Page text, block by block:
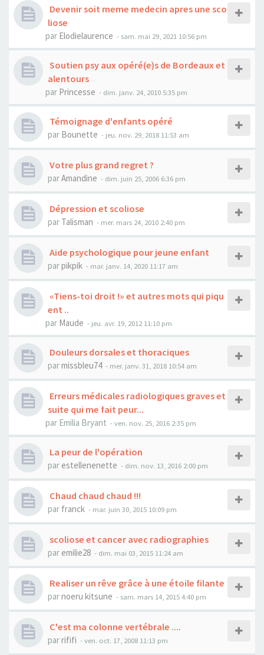
Devenir soit meme medecin apres une sco
liose
par Elodielaurence - sam. mai 29, 2021 10:56 pm
Soutien psy aux opéré(e)s de Bordeaux et
alentours
par Princesse - dim. janv. 24, 2010 5:35 pm
Témoignage d'enfants opéré
par Bounette - jeu. nov. 29, 2018 11:53 am
Votre plus grand regret ?
parAmandine - dim. juin 25, 2006 6:36 pm
Dépression et scoliose
par Talisman - mer. mars 24, 2010 2:40 pm
Aide psychologique pour jeune enfant
parpikpik - mar. janv. 14, 2020 11:17 am
«Tiens-toi droit !» et autres mots qui piqu
ent ..
par Maude - jeu. avr. 19, 2012 11:10 pm
Douleurs dorsales et thoraciques
parmissbleu74 - mer. janv. 31, 2018 10:54 am
Erreurs médicales radiologiques graves et
suite qui me fait peur...
par Emilia Bryant - ven. nov. 25, 2016 2:35 pm
La peur de l'opération
par estellenenette - dim. nov. 13, 2016 2:00 pm
Chaud chaud chaud !!!
par franck - mar. juin 30, 2015 10:09 pm
scoliose et cancer avec radiographies
par emilie28 - dim. mai 03, 2015 11:24 am
Realiser un rêve grâce à une étoile filante
parnoeru kitsune - sam. mars 14, 2015 4:40 pm
C'est ma colonne vertébrale ....
parrififi - ven. oct. 17, 2008 11:13 pm